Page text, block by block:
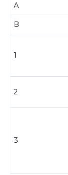
A
B
1
2
3